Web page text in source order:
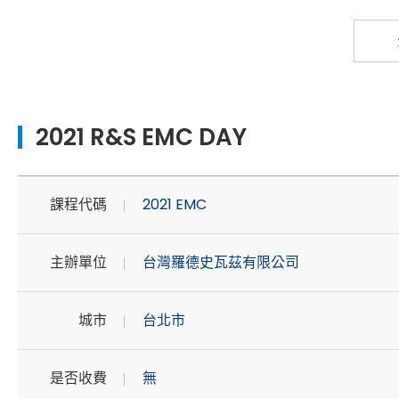
2021 R&S EMC DAY
課程代碼 2021 EMC
主辦單位 台灣羅德史瓦茲有限公司
城市 台北市
是否收費 無